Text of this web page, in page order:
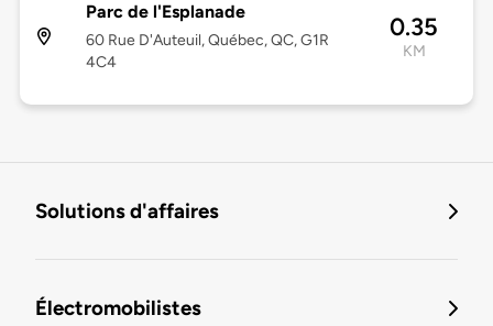
Parc de l'Esplanade
60 Rue D'Auteuil, Québec, QC, G1R
4C4
0.35
KM
Solutions d'affaires
Électromobilistes